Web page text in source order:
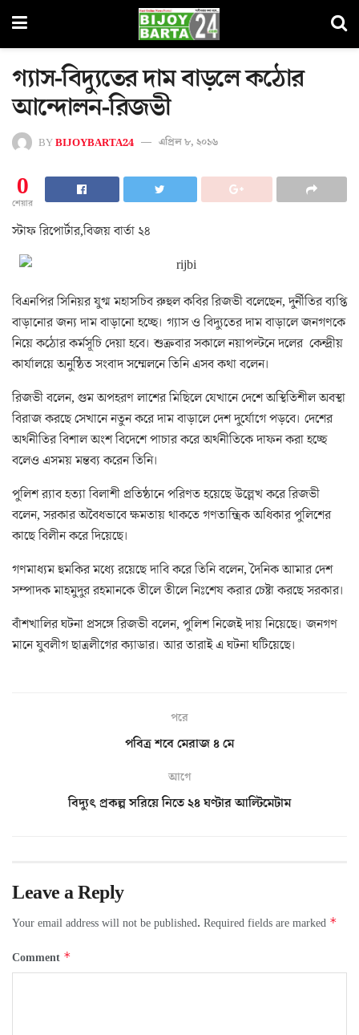
গ্যাস-বিদ্যুতের দাম বাড়লে কঠোর
আন্দোলন-রিজভী
BYBIJOYBARTA24 এপ্রিল ৮, ২০১৬
0
শেয়ার
স্টাফ রিপোর্টার,বিজয় বার্তা ২৪
বিএনপির সিনিয়র যুগ্ম মহাসচিব রুহুল কবির রিজভী বলেছেন, দুর্নীতির ব্যপ্তি
বাড়ানোর জন্য দাম বাড়ানো হচ্ছে। গ্যাস ও বিদ্যুতের দাম বাড়ালে জনগণকে
নিয়ে কঠোর কর্মসূচি দেয়া হবে। শুক্রবার সকালে নয়াপল্টনে দলের কেন্দ্রীয়
কার্যালয়ে অনুষ্ঠিত সংবাদ সম্মেলনে তিনি এসব কথা বলেন।
রিজভী বলেন, গুম অপহরণ লাশের মিছিলে যেখানে দেশে অস্থিতিশীল অবস্থা
বিরাজ করছে সেখানে নতুন করে দাম বাড়ালে দেশ দুর্যোগে পড়বে। দেশের
অর্থনীতির বিশাল অংশ বিদেশে পাচার করে অর্থনীতিকে দাফন করা হচ্ছে
বলেও এসময় মন্তব্য করেন তিনি।
পুলিশ র‌্যাব হত্যা বিলাশী প্রতিষ্ঠানে পরিণত হয়েছে উল্লেখ করে রিজভী
বলেন, সরকার অবৈধভাবে ক্ষমতায় থাকতে গণতান্ত্রিক অধিকার পুলিশের
কাছে বিলীন করে দিয়েছে।
গণমাধ্যম হুমকির মধ্যে রয়েছে দাবি করে তিনি বলেন, দৈনিক আমার দেশ
সম্পাদক মাহমুদুর রহমানকে তীলে তীলে নিঃশেষ করার চেষ্টা করছে সরকার।
বাঁশখালির ঘটনা প্রসঙ্গে রিজভী বলেন, পুলিশ নিজেই দায় নিয়েছে। জনগণ
মানে যুবলীগ ছাত্রলীগের ক্যাডার। আর তারাই এ ঘটনা ঘটিয়েছে।
পরে
পবিত্র শবে মেরাজ ৪ মে
আগে
বিদ্যুৎ প্রকল্প সরিয়ে নিতে ২৪ ঘণ্টার আল্টিমেটাম
Leave a Reply
Your email address will not be published. Required fields are marked *
Comment *